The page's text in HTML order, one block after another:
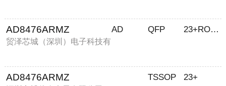
AD8476ARMZ
贸泽芯城（深圳）电子科技有
AD QFP 23+ROHS
AD8476ARMZ TSSOP 23+